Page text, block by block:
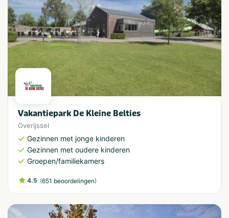
Vakantiepark De Kleine Belties
Overijssel
Gezinnen met jonge kinderen
Gezinnen met oudere kinderen
Groepen/familiekamers
4.5 (651 beoordelingen)